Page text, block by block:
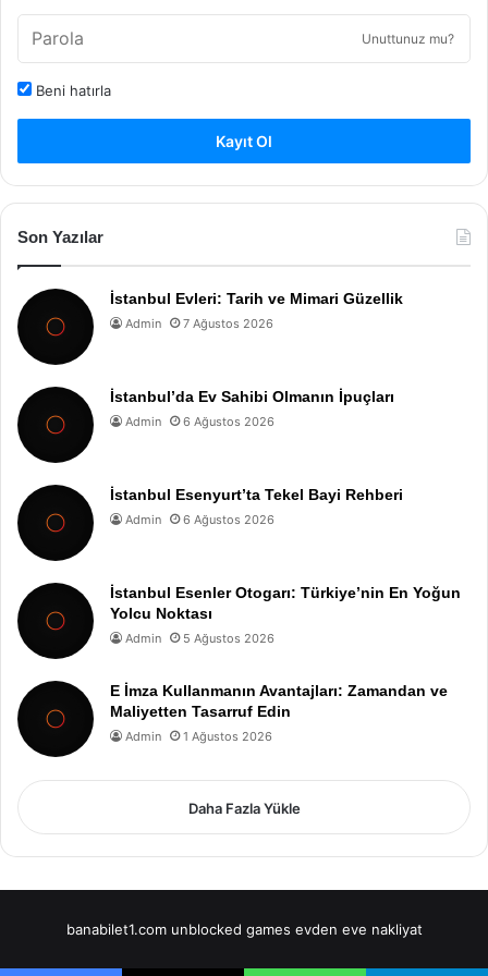
Unuttunuz mu?
Beni hatırla
Kayıt Ol
Son Yazılar
İstanbul Evleri: Tarih ve Mimari Güzellik
Admin 7 Ağustos 2026
İstanbul’da Ev Sahibi Olmanın İpuçları
Admin 6 Ağustos 2026
İstanbul Esenyurt’ta Tekel Bayi Rehberi
Admin 6 Ağustos 2026
İstanbul Esenler Otogarı: Türkiye’nin En Yoğun
Yolcu Noktası
Admin 5 Ağustos 2026
E İmza Kullanmanın Avantajları: Zamandan ve
Maliyetten Tasarruf Edin
Admin 1 Ağustos 2026
Daha Fazla Yükle
banabilet1.com unblocked games evden eve nakliyat